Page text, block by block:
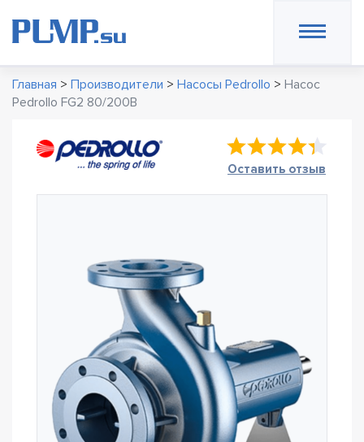
Главная > Производители > Насосы Pedrollo > Насос
Pedrollo FG2 80/200B
Оставить отзыв